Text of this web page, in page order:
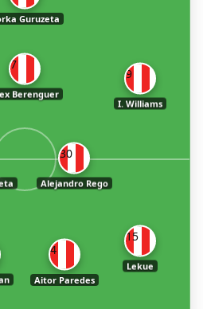
4
Aitor Paredes
15
Lekue
30
Alejandro Rego
7
Berenguer
9
I. Williams
Guruzeta